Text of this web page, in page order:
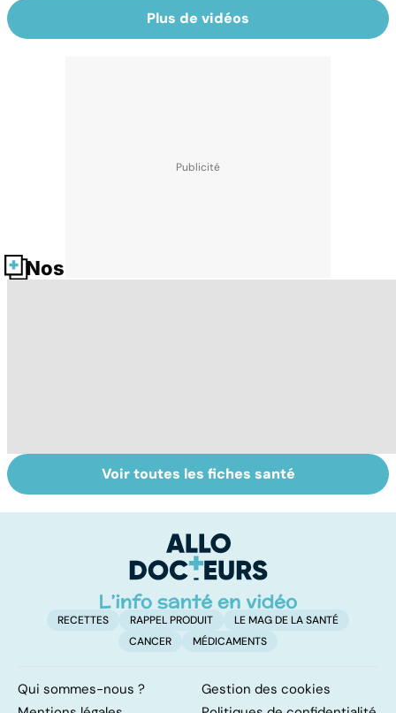
Plus de vidéos
Nos fiches santé
Tout savoir sur
les virus
Votre santé en
vacances
Voir toutes les fiches santé
RECETTES RAPPEL PRODUIT
LE MAG DE LA SANTÉ
CANCER
MÉDICAMENTS
Qui sommes-nous ?
Gestion des cookies